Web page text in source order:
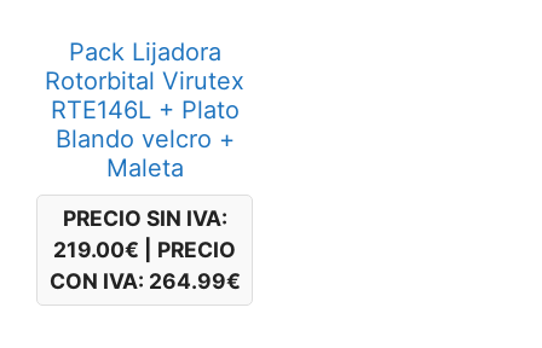
Pack Lijadora
Rotorbital Virutex
RTE146L + Plato
Blando velcro +
Maleta
PRECIO SIN IVA:
219.00€
PRECIO
CON IVA: 264.99€